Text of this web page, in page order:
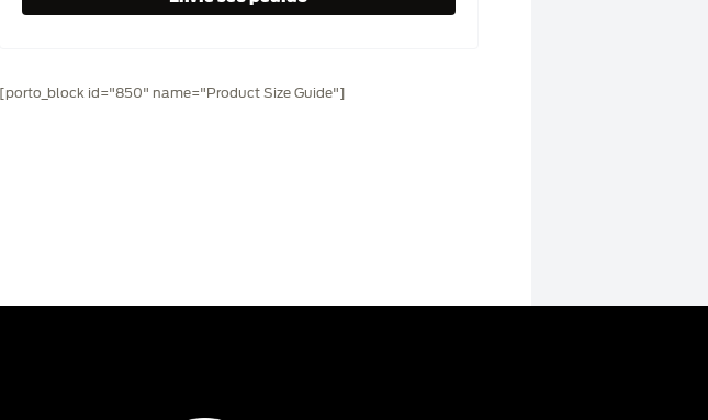
[porto_block id="850" name="Product Size Guide"]